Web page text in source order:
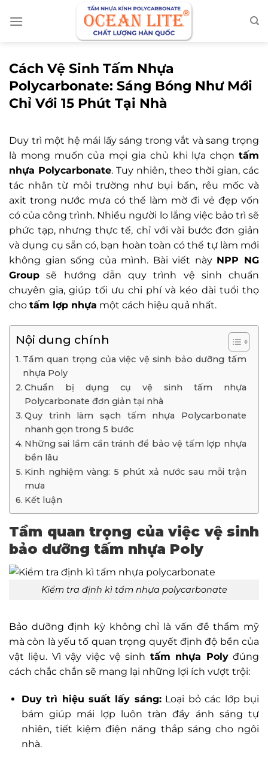
đến
Cách Vệ Sinh Tấm Nhựa
Polycarbonate: Sáng Bóng Như Mới
Chỉ Với 15 Phút Tại Nhà
Duy trì một hệ mái lấy sáng trong vắt và sang trọng
là mong muốn của mọi gia chủ khi lựa chọn tấm
nhựa Polycarbonate. Tuy nhiên, theo thời gian, các
tác nhân từ môi trường như bụi bẩn, rêu mốc và
axit trong nước mưa có thể làm mờ đi vẻ đẹp vốn
có của công trình. Nhiều người lo lắng việc bảo trì sẽ
phức tạp, nhưng thực tế, chỉ với vài bước đơn giản
và dụng cụ sẵn có, bạn hoàn toàn có thể tự làm mới
không gian sống của mình. Bài viết này NPP NG
Group sẽ hướng dẫn quy trình vệ sinh chuẩn
chuyên gia, giúp tối ưu chi phí và kéo dài tuổi thọ
cho tấm lợp nhựa một cách hiệu quả nhất.
Nội dung chính
Tầm quan trọng của việc vệ sinh bảo dưỡng tấm
nhựa Poly
Chuẩn bị dụng cụ vệ sinh tấm nhựa
Polycarbonate đơn giản tại nhà
Quy trình làm sạch tấm nhựa Polycarbonate
nhanh gọn trong 5 bước
Những sai lầm cần tránh để bảo vệ tấm lợp nhựa
bền lâu
Kinh nghiệm vàng: 5 phút xả nước sau mỗi trận
mưa
Kết luận
Tầm quan trọng của việc vệ sinh
bảo dưỡng tấm nhựa Poly
Kiểm tra định kì tấm nhựa polycarbonate
Bảo dưỡng định kỳ không chỉ là vấn đề thẩm mỹ
mà còn là yếu tố quan trọng quyết định độ bền của
vật liệu. Vì vậy việc vệ sinh tấm nhựa Polyđúng
cách chắc chắn sẽ mang lại những lợi ích vượt trội:
Duy trì hiệu suất lấy sáng:Loại bỏ các lớp bụi
bám giúp mái lợp luôn tràn đầy ánh sáng tự
nhiên, tiết kiệm điện năng thắp sáng cho ngôi
nhà.